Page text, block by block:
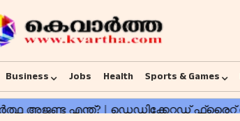
Business Jobs Health Sports & Games